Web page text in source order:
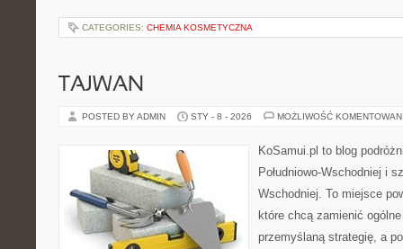
CATEGORIES: CHEMIA KOSMETYCZNA
TAJWAN
POSTED BY ADMIN STY - 8 - 2026 MOŻLIWOŚĆ
KoSamui.pl to blog
Południowo-Wschodniej i
Wschodniej. To miejsce
które chcą zamienić
przemyślaną strategię, a